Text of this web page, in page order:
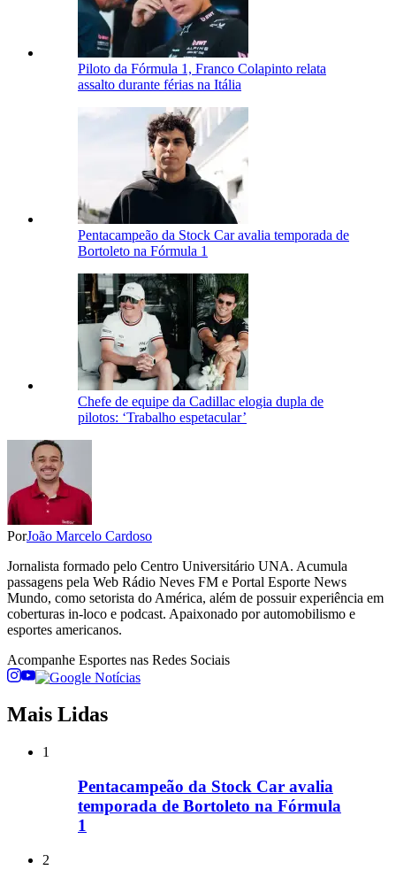
Piloto da Fórmula 1, Franco Colapinto relata
assalto durante férias na Itália
Pentacampeão da Stock Car avalia temporada de
Bortoleto na Fórmula 1
Chefe de equipe da Cadillac elogia dupla de
pilotos: ‘Trabalho espetacular’
PorJoão Marcelo Cardoso
Jornalista formado pelo Centro Universitário UNA. Acumula
passagens pela Web Rádio Neves FM e Portal Esporte News
Mundo, como setorista do América, além de possuir experiência em
coberturas in-loco e podcast. Apaixonado por automobilismo e
esportes americanos.
Acompanhe Esportes nas Redes Sociais
Mais Lidas
1
Pentacampeão da Stock Car avalia
temporada de Bortoleto na Fórmula
1
2